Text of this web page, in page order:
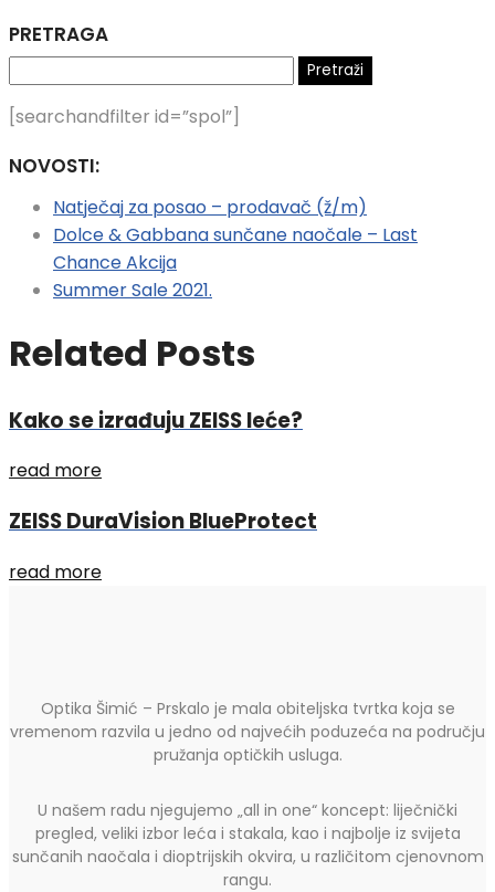
PRETRAGA
[searchandfilter id=”spol”]
NOVOSTI:
Natječaj za posao – prodavač (ž/m)
Dolce & Gabbana sunčane naočale – Last
Chance Akcija
Summer Sale 2021.
Related Posts
Kako se izrađuju ZEISS leće?
read more
ZEISS DuraVision BlueProtect
read more
Optika Šimić – Prskalo je mala obiteljska tvrtka koja se
vremenom razvila u jedno od najvećih poduzeća na području
pružanja optičkih usluga.
U našem radu njegujemo „all in one“ koncept: liječnički
pregled, veliki izbor leća i stakala, kao i najbolje iz svijeta
sunčanih naočala i dioptrijskih okvira, u različitom cjenovnom
rangu.